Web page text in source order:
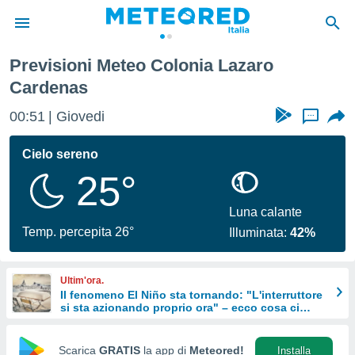
di
per
di
Web
le
Previsioni Meteo Colonia Lazaro
Cardenas
00:51 Giovedi ...
Cielo sereno
25°
Temp. percepita 26°
Luna calante
Illuminata:42%
Ultim'ora.
Il fenomeno El Niño sta tornando: "L'interruttore
si sta azionando proprio ora" – ecco cosa ci
Scarica GRATIS la app di Meteored! Installa